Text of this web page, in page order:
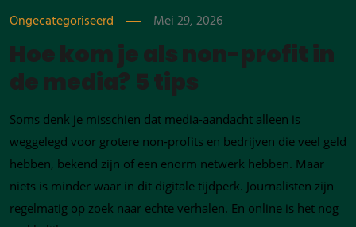
Ongecategoriseerd Mei 29, 2026
Hoe kom je als non-profit in
de media? 5 tips
Soms denk je misschien dat media-aandacht alleen is
weggelegd voor grotere non-profits en bedrijven die veel geld
hebben, bekend zijn of een enorm netwerk hebben. Maar
niets is minder waar in dit digitale tijdperk. Journalisten zijn
regelmatig op zoek naar echte verhalen. En online is het nog